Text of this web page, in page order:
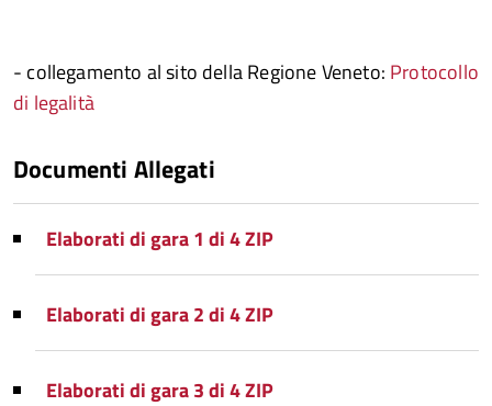
- collegamento al sito della Regione Veneto: Protocollo
di legalità
Documenti Allegati
Elaborati di gara 1 di 4 ZIP
Elaborati di gara 2 di 4 ZIP
Elaborati di gara 3 di 4 ZIP